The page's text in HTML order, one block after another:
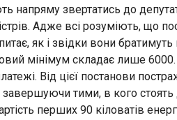
напряму звертатись до
Адже всі розуміють, що
як і звідки вони
мінімум складає лише
Від цієї постанови
завершуючи тими, в кого стоять
перших 90 кіловатів